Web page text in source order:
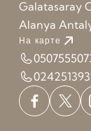
Galatasaray
Alanya
На карте